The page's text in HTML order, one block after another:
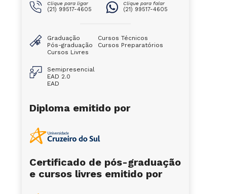
Clique para ligar
(21) 99517-4605
Clique para falar
(21) 99517-4605
Graduação
Pós-graduação
Cursos Livres
Cursos Técnicos
Cursos Preparatórios
Semipresencial
EAD 2.0
EAD
Diploma emitido por
Certificado de pós-graduação
e cursos livres emitido por